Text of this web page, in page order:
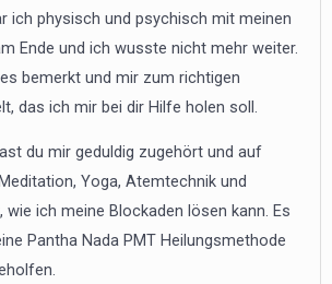
ich physisch und psychisch mit meinen
Ende und ich wusste nicht mehr weiter.
bemerkt und mir zum richtigen
das ich mir bei dir Hilfe holen soll.
du mir geduldig zugehört und auf
Yoga, Atemtechnik und
wie ich meine Blockaden lösen kann. Es
Pantha Nada PMT Heilungsmethode